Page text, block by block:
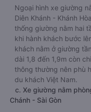
Ngoại hình xe giường
Diên Khánh - Khánh
thống giường nằm hai
khi hành khách bước
khách nằm ở giường
dài 1,8 đến 1,9m còn
thông thường nên phù
du khách Việt Nam.
c. Xe giường nằm
Chánh - Sài Gòn